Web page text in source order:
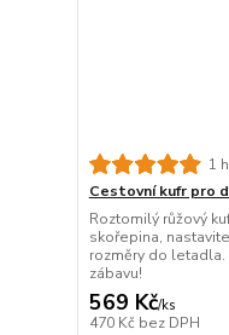
1
Cestovní kufr pro
Roztomilý růžový
skořepina,
rozměry do
zábavu!
569 Kč/ks
470 Kč bez DPH